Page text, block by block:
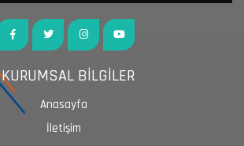
KURUMSAL BİLGİLER
Anasayfa
İletişim